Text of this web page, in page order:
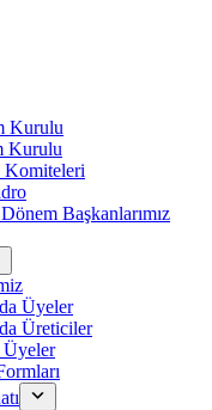
Kurulu
Kurulu
Komiteleri
Başkanlarımız
Üyeler
Üreticiler
Üyeler